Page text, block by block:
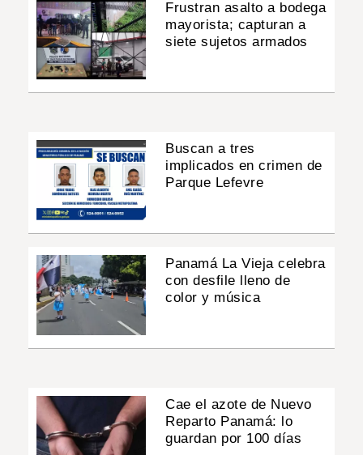
Frustran asalto a bodega
mayorista; capturan a
siete sujetos armados
Buscan a tres
implicados en crimen de
Parque Lefevre
Panamá La Vieja celebra
con desfile lleno de
color y música
Cae el azote de Nuevo
Reparto Panamá: lo
guardan por 100 días